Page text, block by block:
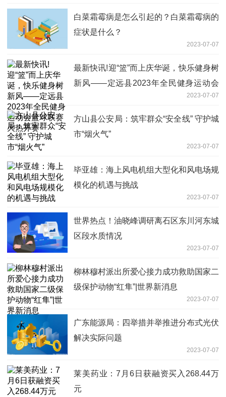
白菜霜霉病是怎么引起的？白菜霜霉病的
症状是什么？
2023-07-07
最新快讯!迎“篮”而上庆华诞，快乐健身树
新风——定远县2023年全民健身运动会
2023-07-07
方山县公安局：筑牢群众“安全线” 守护城
市“烟火气”
2023-07-07
毕亚雄：海上风电机组大型化和风电场规
模化的机遇与挑战
2023-07-07
世界热点！油晓峰调研离石区东川河东城
区段水质情况
2023-07-07
柳林穆村派出所爱心接力成功救助国家二
级保护动物“红隼”|世界新消息
2023-07-07
广东能源局：四举措并举推进分布式光伏
解决实际问题
2023-07-07
莱美药业：7月6日获融资买入268.44万
元